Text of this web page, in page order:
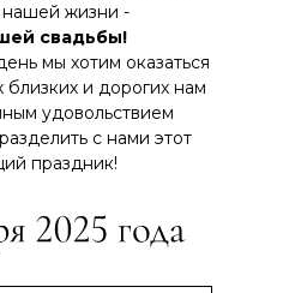
жизни -
свадьбы!
мы хотим оказаться
и дорогих нам
удовольствием
с нами этот
праздник!